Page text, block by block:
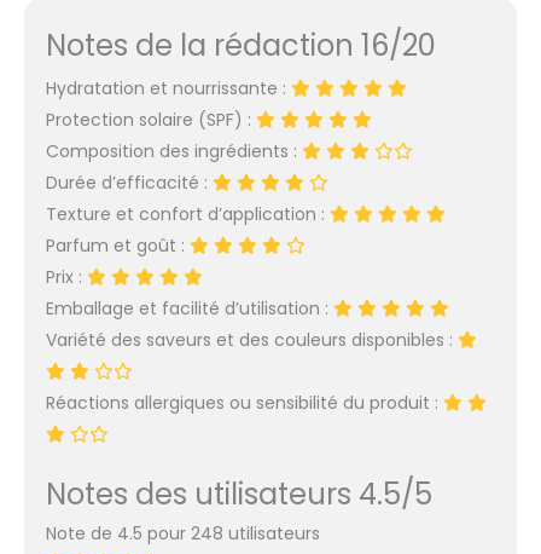
hydrate intensément
vos lèvres pendant 24
h et les laisse douces
comme la soie. Résiste
à l'eau – Avec ce soin
hydratant résistant à
l'eau, pas besoin
d'attendre avant de
vous baigner. Il est
appliquer
fréquemment. Huiles
naturelles – Ce baume
beurre de karité et de
hydratation optimale à
vos lèvres. Emballage –
Labello Protection
Notes de la rédaction 16/20
Hydratation et nourrissante :
Protection solaire (SPF) :
Composition des ingrédients :
Durée d’efficacité :
Texture et confort d’application :
Parfum et goût :
Prix :
Emballage et facilité d’utilisation :
Variété des saveurs et des couleurs disponibles :
Réactions allergiques ou sensibilité du produit :
Notes des utilisateurs 4.5/5
Note de 4.5 pour 248 utilisateurs